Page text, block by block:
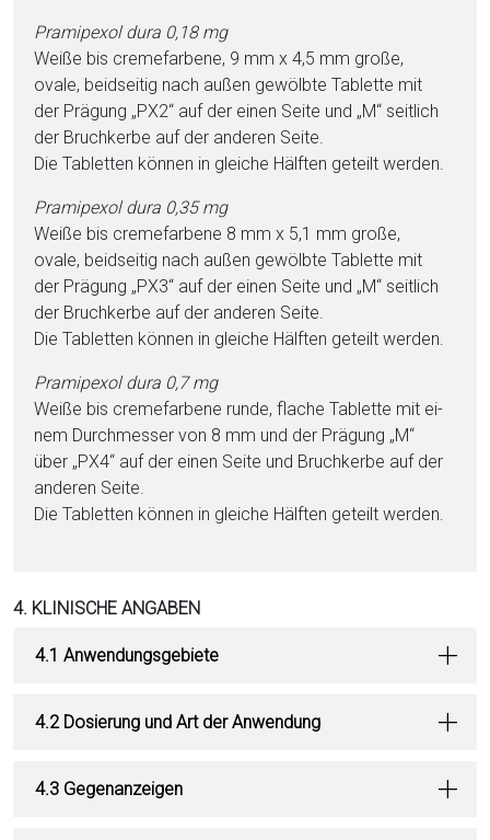
Pra­mi­pe­xol dura 0,18 mg
Weiße bis cremefarbene, 9 mm x 4,5 mm große,
ovale, beidseitig nach außen gewölbte Ta­blet­te mit
der Prägung „PX2“ auf der einen Seite und „M“ seitlich
der Bruchkerbe auf der anderen Seite.
Die Ta­blet­ten kön­nen in gleiche Hälften geteilt werden.
Pra­mi­pe­xol dura 0,35 mg
Weiße bis cremefarbene 8 mm x 5,1 mm große,
ovale, beidseitig nach außen gewölbte Ta­blet­te mit
der Prägung „PX3“ auf der einen Seite und „M“ seitlich
der Bruchkerbe auf der anderen Seite.
Die Ta­blet­ten kön­nen in gleiche Hälften geteilt werden.
Pra­mi­pe­xol dura 0,7 mg
Weiße bis cremefarbene runde, flache Ta­blet­te mit ei­
nem Durchmesser von 8 mm und der Prägung „M“
über „PX4“ auf der einen Seite und Bruchkerbe auf der
anderen Seite.
Die Ta­blet­ten kön­nen in gleiche Hälften geteilt werden.
4. KLINISCHE ANGABEN
4.1 Anwendungsgebiete
4.2 Dosierung und Art der Anwendung
4.3 Gegenanzeigen